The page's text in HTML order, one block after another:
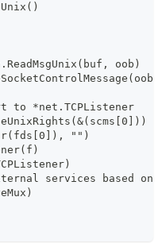
oob)
to *net.TCPListener
"")
services based on